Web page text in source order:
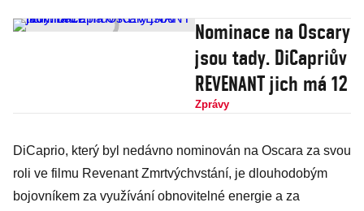
Nominace na Oscary
jsou tady. DiCapriův
REVENANT jich má 12
Zprávy
DiCaprio, který byl nedávno nominován na Oscara za svou
roli ve filmu Revenant Zmrtvýchvstání, je dlouhodobým
bojovníkem za využívání obnovitelné energie a za